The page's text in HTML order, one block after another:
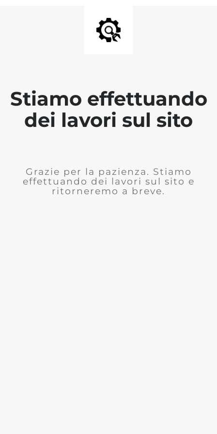
Stiamo effettuando
dei lavori sul sito
Grazie per la pazienza. Stiamo
effettuando dei lavori sul sito e
ritorneremo a breve.